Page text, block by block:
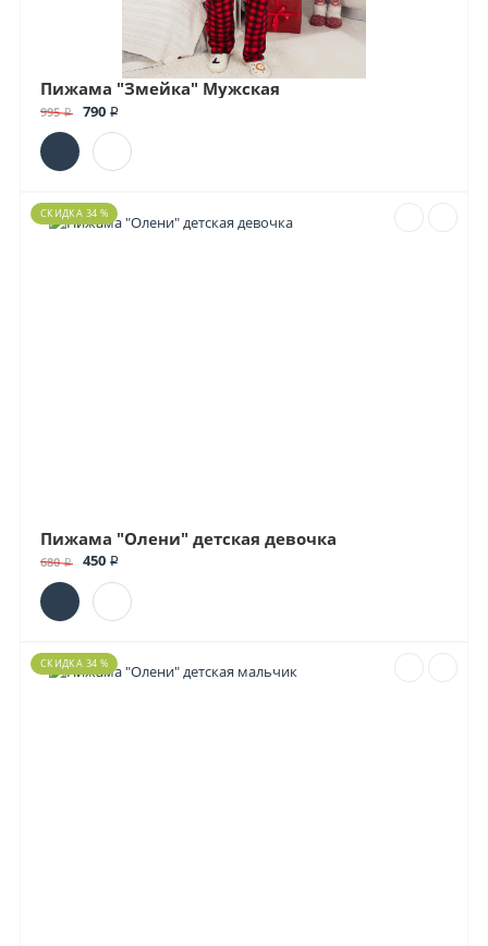
Пижама "Змейка" Мужская
995 ₽ 790 ₽
СКИДКА 34 %
Пижама "Олени" детская девочка
680 ₽ 450 ₽
СКИДКА 34 %